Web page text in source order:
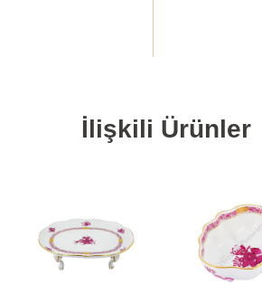
İlişkili Ürünler